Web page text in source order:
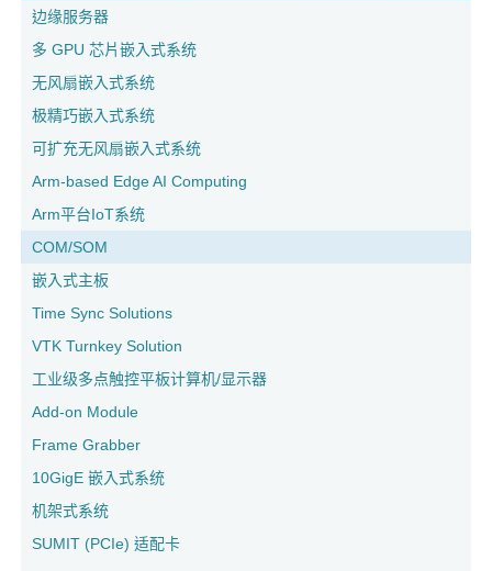
边缘服务器
多 GPU 芯片嵌入式系统
无风扇嵌入式系统
极精巧嵌入式系统
可扩充无风扇嵌入式系统
Arm-based Edge AI Computing
Arm平台IoT系统
COM/SOM
嵌入式主板
Time Sync Solutions
VTK Turnkey Solution
工业级多点触控平板计算机/显示器
Add-on Module
Frame Grabber
10GigE 嵌入式系统
机架式系统
SUMIT (PCIe) 适配卡